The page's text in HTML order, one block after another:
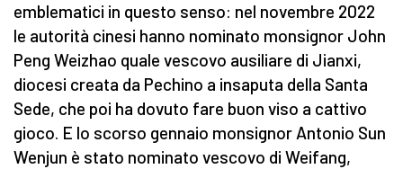
emblematici in questo senso: nel novembre 2022
le autorità cinesi hanno nominato monsignor John
Peng Weizhao quale vescovo ausiliare di Jianxi,
diocesi creata da Pechino a insaputa della Santa
Sede, che poi ha dovuto fare buon viso a cattivo
gioco. E lo scorso gennaio monsignor Antonio Sun
Wenjun è stato nominato vescovo di Weifang,